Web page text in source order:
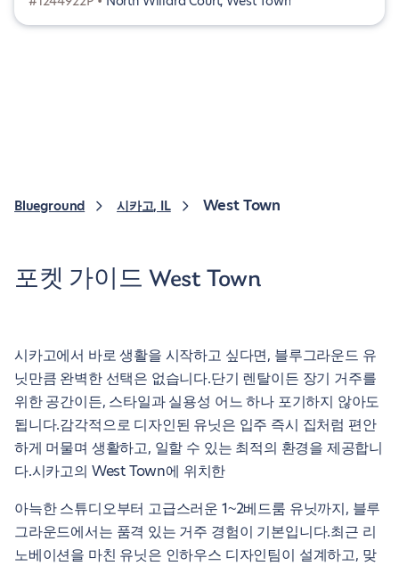
Blueground 시카고, IL West Town
포켓 가이드 West Town
시카고에서 바로 생활을 시작하고 싶다면, 블루그라운드 유
닛만큼 완벽한 선택은 없습니다.단기 렌탈이든 장기 거주를
위한 공간이든, 스타일과 실용성 어느 하나 포기하지 않아도
됩니다.감각적으로 디자인된 유닛은 입주 즉시 집처럼 편안
하게 머물며 생활하고, 일할 수 있는 최적의 환경을 제공합니
다.시카고의 West Town에 위치한
아늑한 스튜디오부터 고급스러운 1~2베드룸 유닛까지, 블루
그라운드에서는 품격 있는 거주 경험이 기본입니다.최근 리
노베이션을 마친 유닛은 인하우스 디자인팀이 설계하고, 맞